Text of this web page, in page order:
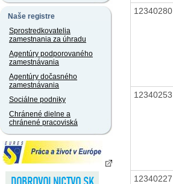
Naše registre
Sprostredkovatelia
zamestnania za úhradu
Agentúry podporovaného
zamestnávania
Agentúry dočasného
zamestnávania
Sociálne podniky
Chránené dielne a
chránené pracoviská
12340280
12340253
12340227